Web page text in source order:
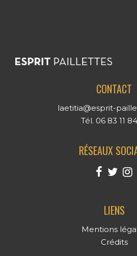
CONTACT
laetitia@esprit-
Tél. 06 83 11
RÉSEAUX
LIENS
Mentions
Crédits